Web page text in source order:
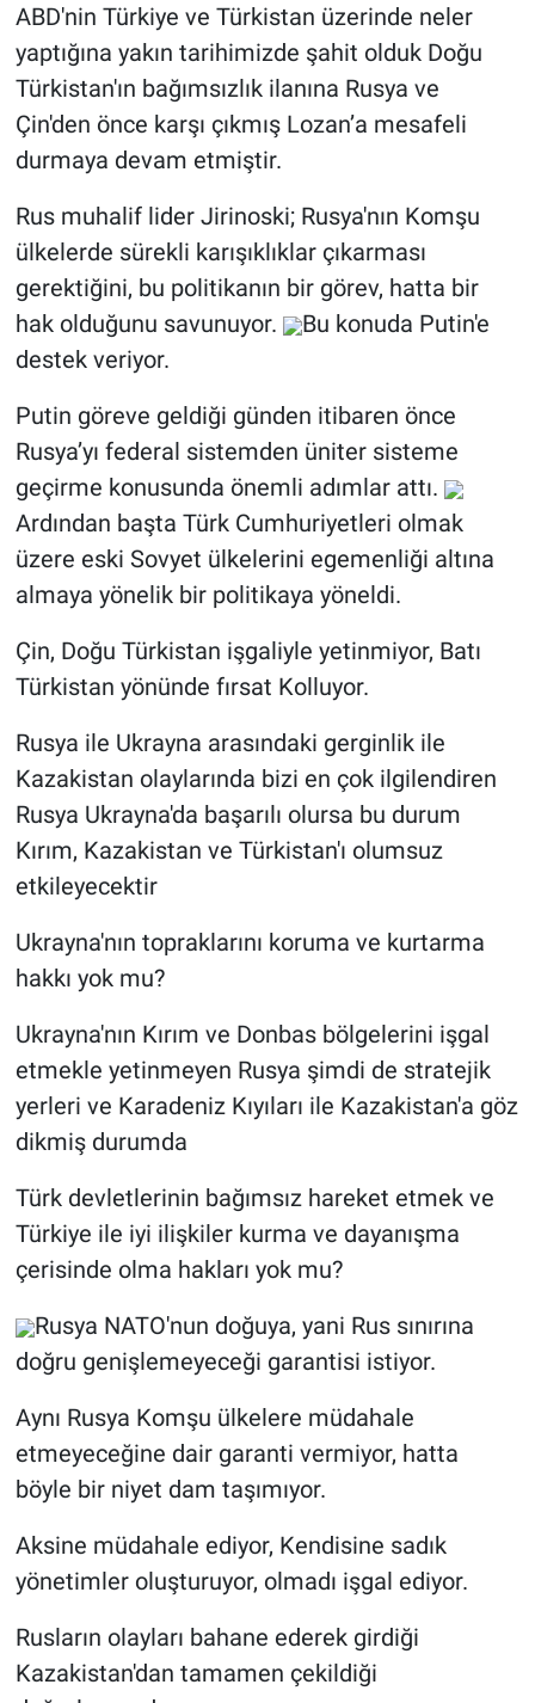
ABD'nin Türkiye ve Türkistan üzerinde neler
yaptığına yakın tarihimizde şahit olduk Doğu
Türkistan'ın bağımsızlık ilanına Rusya ve
Çin'den önce karşı çıkmış Lozan’a mesafeli
durmaya devam etmiştir.
Rus muhalif lider Jirinoski; Rusya'nın Komşu
ülkelerde sürekli karışıklıklar çıkarması
gerektiğini, bu politikanın bir görev, hatta bir
hak olduğunu savunuyor.
Bu konuda Putin'e
destek veriyor.
Putin göreve geldiği günden itibaren önce
Rusya’yı federal sistemden üniter sisteme
geçirme konusunda önemli adımlar attı.
Ardından başta Türk Cumhuriyetleri olmak
üzere eski Sovyet ülkelerini egemenliği altına
almaya yönelik bir politikaya yöneldi.
Çin, Doğu Türkistan işgaliyle yetinmiyor, Batı
Türkistan yönünde fırsat Kolluyor.
Rusya ile Ukrayna arasındaki gerginlik ile
Kazakistan olaylarında bizi en çok ilgilendiren
Rusya Ukrayna'da başarılı olursa bu durum
Kırım, Kazakistan ve Türkistan'ı olumsuz
etkileyecektir
Ukrayna'nın topraklarını koruma ve kurtarma
hakkı yok mu?
Ukrayna'nın Kırım ve Donbas bölgelerini işgal
etmekle yetinmeyen Rusya şimdi de stratejik
yerleri ve Karadeniz Kıyıları ile Kazakistan'a göz
dikmiş durumda
Türk devletlerinin bağımsız hareket etmek ve
Türkiye ile iyi ilişkiler kurma ve dayanışma
çerisinde olma hakları yok mu?
Rusya NATO'nun doğuya, yani Rus sınırına
doğru genişlemeyeceği garantisi istiyor.
Aynı Rusya Komşu ülkelere müdahale
etmeyeceğine dair garanti vermiyor, hatta
böyle bir niyet dam taşımıyor.
Aksine müdahale ediyor, Kendisine sadık
yönetimler oluşturuyor, olmadı işgal ediyor.
Rusların olayları bahane ederek girdiği
Kazakistan'dan tamamen çekildiği